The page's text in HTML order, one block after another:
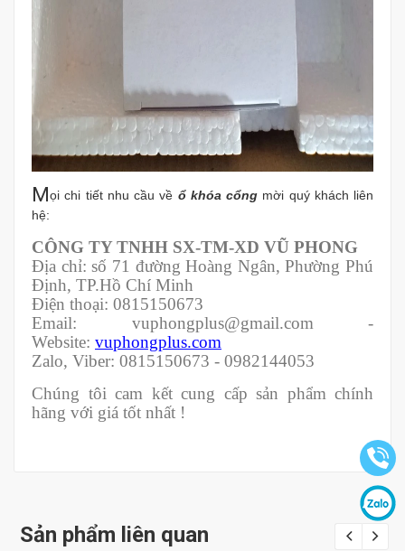
Mọi chi tiết nhu cầu về ổ khóa cổng mời quý khách liên
hệ:
CÔNG TY TNHH SX-TM-XD VŨ PHONG
Địa chỉ: số 71 đường Hoàng Ngân, Phường Phú
Định, TP.Hồ Chí Minh
Điện thoại: 0815150673
Email: vuphongplus@gmail.com -
Website: vuphongplus.com
Zalo, Viber: 0815150673 - 0982144053
Chúng tôi cam kết cung cấp sản phẩm chính
hãng với giá tốt nhất !
Sản phẩm liên quan